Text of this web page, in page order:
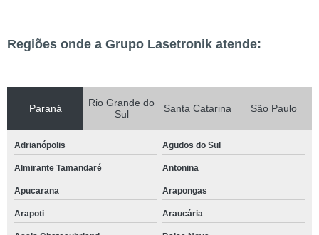
Regiões onde a Grupo Lasetronik atende:
Paraná
Rio Grande do
Sul
Santa Catarina São Paulo
Adrianópolis Agudos do Sul
Almirante Tamandaré Antonina
Apucarana Arapongas
Arapoti Araucária